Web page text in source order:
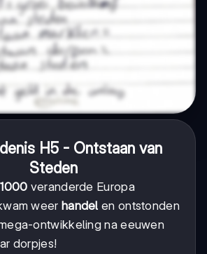
H5 - Ontstaan van
Steden
1000 veranderde Europa
weer handel en ontstonden
ontwikkeling na eeuwen
dorpjes!